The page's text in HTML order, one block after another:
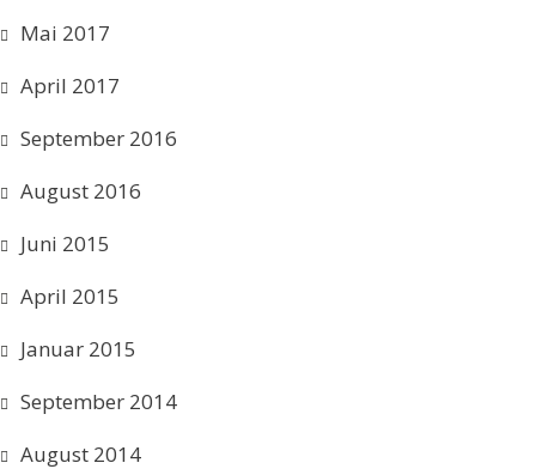
Mai 2017
April 2017
September 2016
August 2016
Juni 2015
April 2015
Januar 2015
September 2014
August 2014